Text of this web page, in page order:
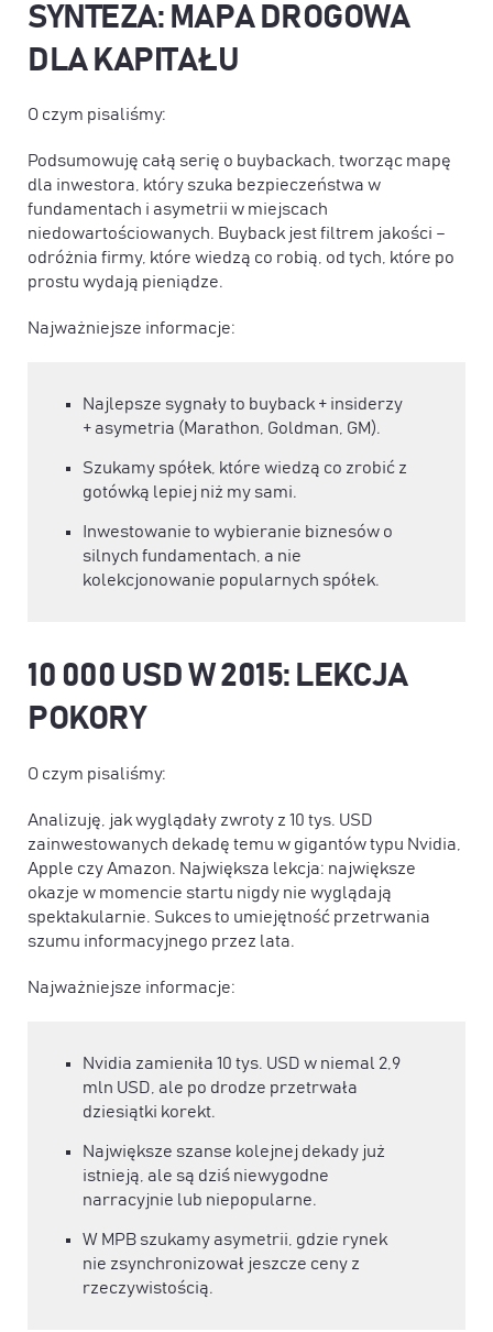
SYNTEZA: MAPA DROGOWA
DLA KAPITAŁU
O czym pisaliśmy:
Podsumowuję całą serię o buybackach, tworząc mapę
dla inwestora, który szuka bezpieczeństwa w
fundamentach i asymetrii w miejscach
niedowartościowanych. Buyback jest filtrem jakości –
odróżnia firmy, które wiedzą co robią, od tych, które po
prostu wydają pieniądze.
Najważniejsze informacje:
Najlepsze sygnały to buyback + insiderzy
+ asymetria (Marathon, Goldman, GM).
Szukamy spółek, które wiedzą co zrobić z
gotówką lepiej niż my sami.
Inwestowanie to wybieranie biznesów o
silnych fundamentach, a nie
kolekcjonowanie popularnych spółek.
10 000 USD W 2015: LEKCJA
POKORY
O czym pisaliśmy:
Analizuję, jak wyglądały zwroty z 10 tys. USD
zainwestowanych dekadę temu w gigantów typu Nvidia,
Apple czy Amazon. Największa lekcja: największe
okazje w momencie startu nigdy nie wyglądają
spektakularnie. Sukces to umiejętność przetrwania
szumu informacyjnego przez lata.
Najważniejsze informacje:
Nvidia zamieniła 10 tys. USD w niemal 2,9
mln USD, ale po drodze przetrwała
dziesiątki korekt.
Największe szanse kolejnej dekady już
istnieją, ale są dziś niewygodne
narracyjnie lub niepopularne.
W MPB szukamy asymetrii, gdzie rynek
nie zsynchronizował jeszcze ceny z
rzeczywistością.